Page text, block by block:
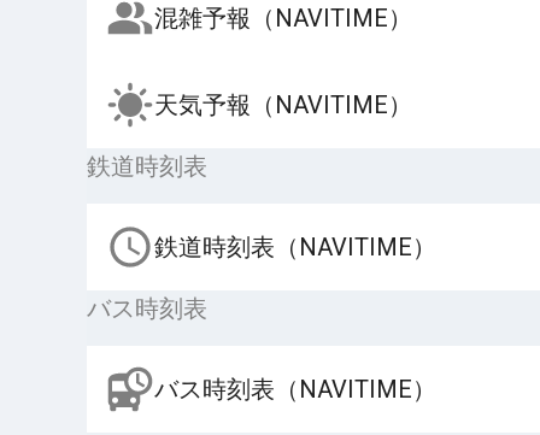
混雑予報（NAVITIME）
天気予報（NAVITIME）
鉄道時刻表
鉄道時刻表（NAVITIME）
バス時刻表
バス時刻表（NAVITIME）